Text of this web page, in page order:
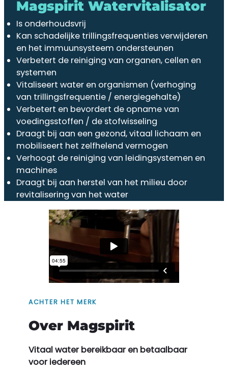
Magspirit Watervitalisator
Is onderhoudsvrij
Kan schadelijke trillingsfrequenties verwijderen
en het immuunsysteem ondersteunen
Verbetert de reiniging van organen, cellen en
systemen
Vitaliseert water en organismen (verhoging
van trillingsfrequentie / energiegehalte)
Verbetert en bevordert de opname van
voedingsstoffen / de stofwisseling
Draagt bij aan een gezond, vitaal lichaam en
mobiliseert het zelfhelend vermogen
Verhoogt de reiniging van leidingsystemen en
machines
Draagt bij aan herstel van het milieu door
revitalisering van het water
ACHTER HET MERK
Over Magspirit
Vitaal water bereikbaar en betaalbaar
voor iedereen